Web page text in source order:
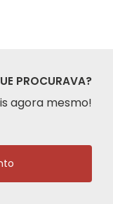
PROCURAVA?
agora mesmo!